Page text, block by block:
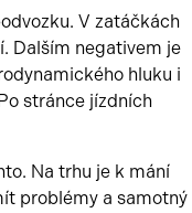
V zatáčkách
Dalším negativem je
hluku i
stránce jízdních
Na trhu je k mání
problémy a samotný